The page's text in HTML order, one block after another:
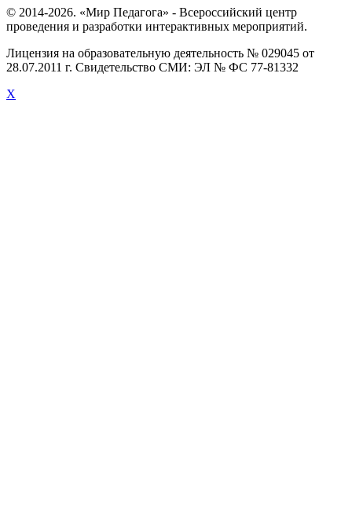
© 2014-2026. «Мир Педагога» - Всероссийский центр
проведения и разработки интерактивных мероприятий.
Лицензия на образовательную деятельность № 029045 от
28.07.2011 г. Свидетельство СМИ: ЭЛ № ФС 77-81332
X